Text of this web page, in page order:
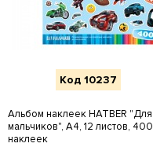
Код 10237
Альбом наклеек HATBER "Для
мальчиков", А4, 12 листов, 400
наклеек